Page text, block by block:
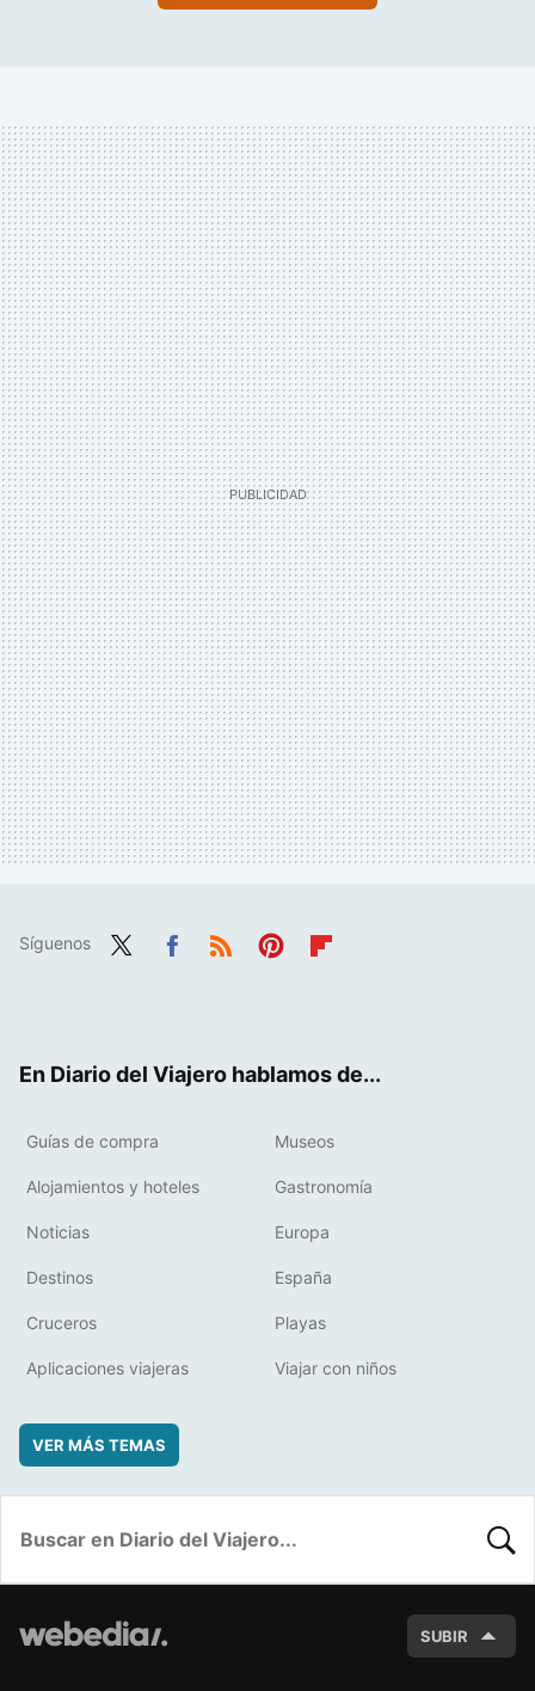
Síguenos
En Diario del Viajero hablamos de...
Guías de compra Museos
Alojamientos y hoteles Gastronomía
Noticias Europa
Destinos España
Cruceros Playas
Aplicaciones viajeras Viajar con niños
VER MÁS TEMAS
SUBIR